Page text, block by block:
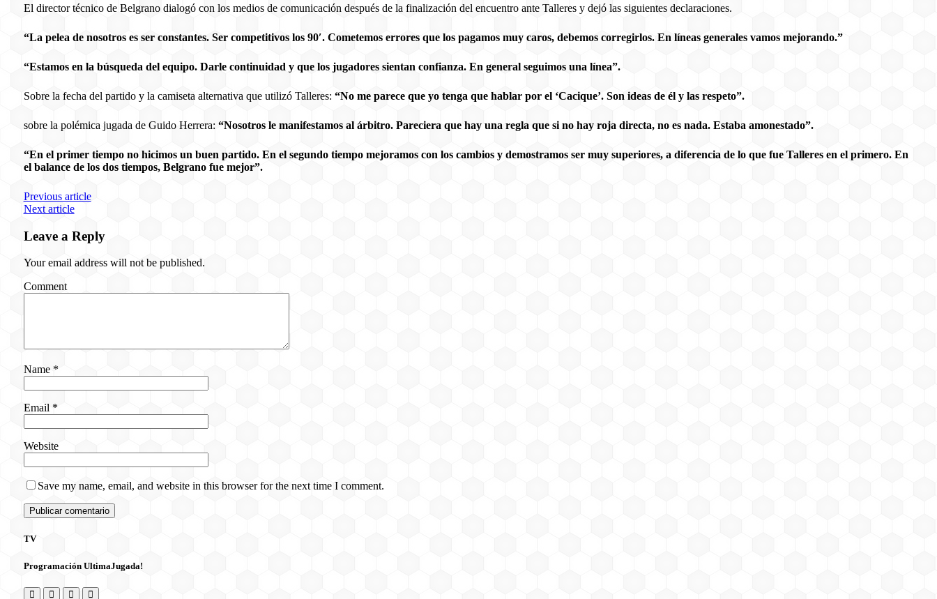
El director técnico de Belgrano dialogó con los medios de comunicación después de la finalización del encuentro ante Talleres y dejó las siguientes declaraciones.
“La pelea de nosotros es ser constantes. Ser competitivos los 90′. Cometemos errores que los pagamos muy caros, debemos corregirlos. En líneas generales vamos mejorando.”
“Estamos en la búsqueda del equipo. Darle continuidad y que los jugadores sientan confianza. En general seguimos una línea”.
Sobre la fecha del partido y la camiseta alternativa que utilizó Talleres: “No me parece que yo tenga que hablar por el ‘Cacique’. Son ideas de él y las respeto”.
sobre la polémica jugada de Guido Herrera: “Nosotros le manifestamos al árbitro. Pareciera que hay una regla que si no hay roja directa, no es nada. Estaba amonestado”.
“En el primer tiempo no hicimos un buen partido. En el segundo tiempo mejoramos con los cambios y demostramos ser muy superiores, a diferencia de lo que fue Talleres en el primero. En
el balance de los dos tiempos, Belgrano fue mejor”.
Previous article
Next article
Leave a Reply
Your email address will not be published.
Comment
Name *
Email *
Website
Save my name, email, and website in this browser for the next time I comment.
TV
Programación UltimaJugada!